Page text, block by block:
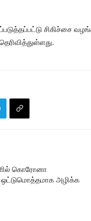
சிகிச்சை
கொரோனா
அழிக்க